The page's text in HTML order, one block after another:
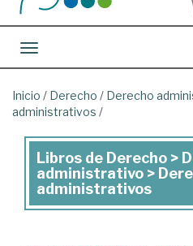
Toggle navigation
Inicio / Derecho / Derecho
administrativos /
Libros
de
Derecho
Libros de Derecho >
administrativo >
administrativos